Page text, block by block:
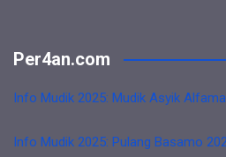
Per4an.com
Info Mudik 2025: Mudik Asyik
Info Mudik 2025: Pulang Basamo